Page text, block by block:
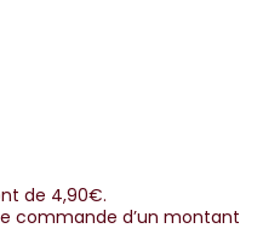
de 4,90€.
commande d’un montant